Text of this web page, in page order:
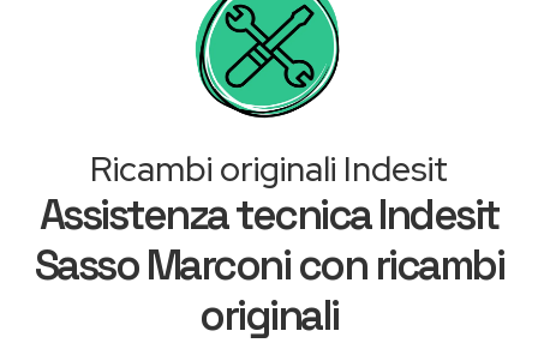
Ricambi originali Indesit
Assistenza tecnica Indesit
Sasso Marconi con ricambi
originali